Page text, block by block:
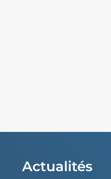
Actualités